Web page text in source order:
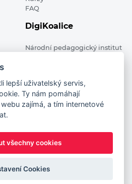
FAQ
DigiKoalice
Národní pedagogický institut
All rights reserved
administrace
funding from the European
Networks Executive Agency (now
Commission is not responsible
lepší uživatelský servis,
Ty nám pomáhají
zajímá, a tím internetové
všechny cookies
Cookies